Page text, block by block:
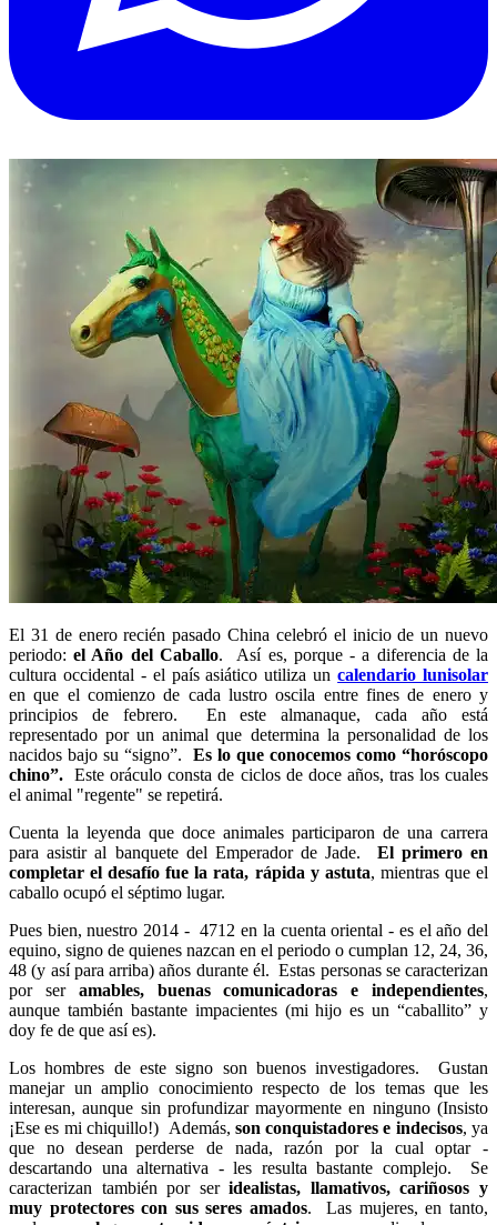
El 31 de enero recién pasado China celebró el inicio de un nuevo
periodo:el Año del Caballo. Así es, porque - a diferencia de la
cultura occidental - el país asiático utiliza uncalendario lunisolar
en que el comienzo de cada lustro oscila entre fines de enero y
principios de febrero. En este almanaque, cada año está
representado por un animal que determina la personalidad de los
nacidos bajo su “signo”. Es lo que conocemos como “horóscopo
chino”. Este oráculo consta de ciclos de doce años, tras los cuales
el animal "regente" se repetirá.
Cuenta la leyenda que doce animales participaron de una carrera
para asistir al banquete del Emperador de Jade. El primero en
completar el desafío fue la rata, rápida y astuta, mientras que el
caballo ocupó el séptimo lugar.
Pues bien, nuestro 2014 - 4712 en la cuenta oriental - es el año del
equino, signo de quienes nazcan en el periodo o cumplan 12, 24, 36,
48 (y así para arriba) años durante él. Estas personas se caracterizan
por seramables, buenas comunicadoras e independientes,
aunque también bastante impacientes (mi hijo es un “caballito” y
doy fe de que así es).
Los hombres de este signo son buenos investigadores. Gustan
manejar un amplio conocimiento respecto de los temas que les
interesan, aunque sin profundizar mayormente en ninguno (Insisto
¡Ese es mi chiquillo!) Además, son conquistadores e indecisos, ya
que no desean perderse de nada, razón por la cual optar -
descartando una alternativa - les resulta bastante complejo. Se
caracterizan también por seridealistas, llamativos, cariñosos y
muy protectores con sus seres amados. Las mujeres, en tanto,